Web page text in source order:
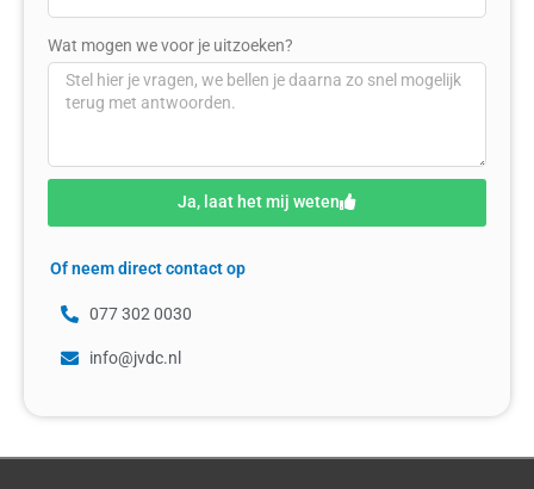
Wat mogen we voor je uitzoeken?
Ja, laat het mij weten
Of neem direct contact op
077 302 0030
info@jvdc.nl